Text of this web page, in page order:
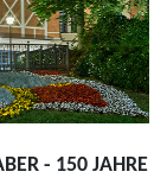
- 150 JAHRE